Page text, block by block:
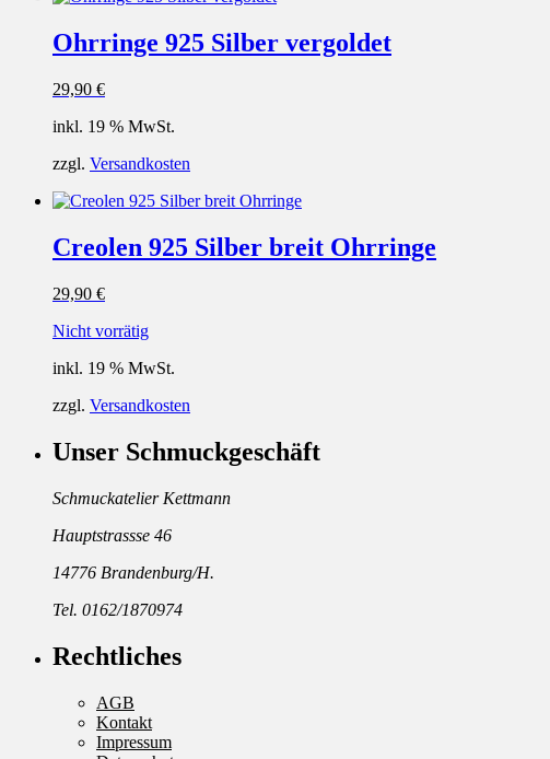
Ohrringe 925 Silber vergoldet
29,90 €
inkl. 19 % MwSt.
zzgl. Versandkosten
Creolen 925 Silber breit Ohrringe
29,90 €
Nicht vorrätig
inkl. 19 % MwSt.
zzgl. Versandkosten
Unser Schmuckgeschäft
Schmuckatelier Kettmann
Hauptstrassse 46
14776 Brandenburg/H.
Tel. 0162/1870974
Rechtliches
AGB
Kontakt
Impressum